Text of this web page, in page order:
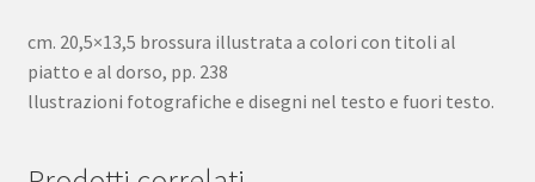
cm. 20,5×13,5 brossura illustrata a colori con titoli al
piatto e al dorso, pp. 238
llustrazioni fotografiche e disegni nel testo e fuori testo.